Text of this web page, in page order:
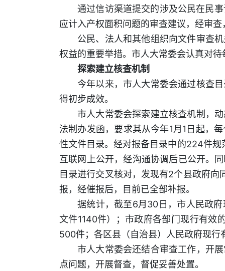
通过信访渠道提交的涉及公民在民
应计入产权面积问题的审查建议，经审
公民、法人和其他组织向文件审查
权益的重要举措。市人大常委会认真对
探索建立核查机制
今年以来，市人大常委会通过核查
得初步成效。
市人大常委会探索建立核查机制，
法制办发函，要求其从今年1月1日起，
性文件目录。经对报备目录中的224件
互联网上公开，经沟通协调后已公开。
目录进行交叉核对，发现有2个县政府
报，经催报后，目前已全部补报。
据统计，截至6月30日，市人民政
文件1140件）；市政府各部门现行有效
500件；各区县（自治县）人民政府现
市人大常委会还结合审查工作，开
点问题，开展督查，督促妥善处置。